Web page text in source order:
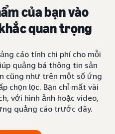
của bạn vào
quan trọng
cáo tính chi phí cho mỗi
quảng bá thông tin sản
cũng như trên một số ứng
chọn lọc. Bạn chỉ mất vài
với hình ảnh hoặc video,
quảng cáo trước đây.